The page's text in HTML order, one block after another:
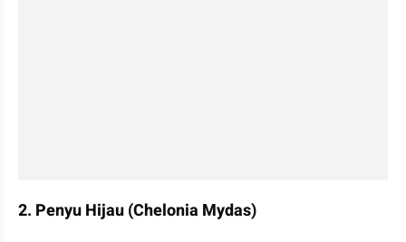
2. Penyu Hijau (Chelonia Mydas)